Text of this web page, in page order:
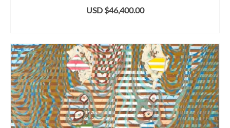
USD $46,400.00